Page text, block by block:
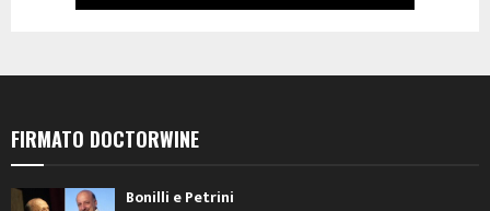
FIRMATO DOCTORWINE
Bonilli e Petrini